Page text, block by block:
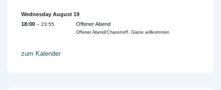
Wednesday August 19
18:00 – 23:55 Offener Abend
Offener Abend/Chaostreff, Gäste willkommen
zum Kalender